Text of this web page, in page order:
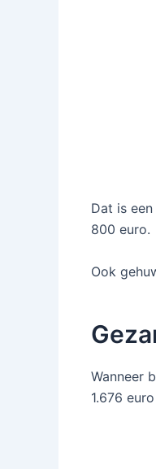
Dat is
800 euro.
Ook
Wanneer
1.676